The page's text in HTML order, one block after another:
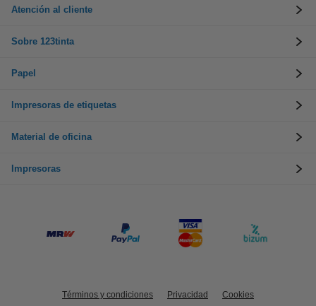
Atención al cliente
Sobre 123tinta
Papel
Impresoras de etiquetas
Material de oficina
Impresoras
Términos y condiciones Privacidad Cookies